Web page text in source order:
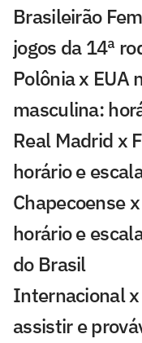
Brasileirão
jogos da 14ª
Polônia x EUA
masculina:
Real Madrid x
horário e
Chapecoense
horário e
do Brasil
Internacional
assistir e